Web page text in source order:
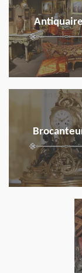
en savoir